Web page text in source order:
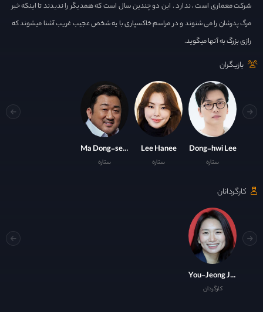
شرکت معماری است ، ندارد . این دو چندین سال است که همدیگر را ندیدند تا اینکه خبر
مرگ پدرشان را می شنوند و در مراسم خاکسپاری با یه شخص عجیب غریب آشنا میشوند که
رازی بزرگ به آنها میگوید.
بازیگران
Dong-hwi Lee
ستاره
Lee Hanee
ستاره
Ma Dong-seok
ستاره
کارگردانان
You-Jeong Jang
کارگردان